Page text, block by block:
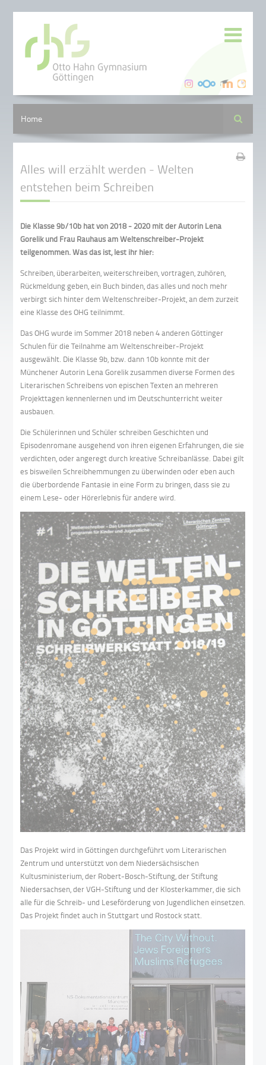
Home Suche
Alles will erzählt werden - Welten
entstehen beim Schreiben
Die Klasse 9b/10b hat von 2018 - 2020 mit der Autorin Lena
Gorelik und Frau Rauhaus am Weltenschreiber-Projekt
teilgenommen. Was das ist, lest ihr hier:
Schreiben, überarbeiten, weiterschreiben, vortragen, zuhören,
Rückmeldung geben, ein Buch binden, das alles und noch mehr
verbirgt sich hinter dem Weltenschreiber-Projekt, an dem zurzeit
eine Klasse des OHG teilnimmt.
Das OHG wurde im Sommer 2018 neben 4 anderen Göttinger
Schulen für die Teilnahme am Weltenschreiber-Projekt
ausgewählt. Die Klasse 9b, bzw. dann 10b konnte mit der
Münchener Autorin Lena Gorelik zusammen diverse Formen des
Literarischen Schreibens von epischen Texten an mehreren
Projekttagen kennenlernen und im Deutschunterricht weiter
ausbauen.
Die Schülerinnen und Schüler schreiben Geschichten und
Episodenromane ausgehend von ihren eigenen Erfahrungen, die sie
verdichten, oder angeregt durch kreative Schreibanlässe. Dabei gilt
es bisweilen Schreibhemmungen zu überwinden oder eben auch
die überbordende Fantasie in eine Form zu bringen, dass sie zu
einem Lese- oder Hörerlebnis für andere wird.
Das Projekt wird in Göttingen durchgeführt vom Literarischen
Zentrum und unterstützt von dem Niedersächsischen
Kultusministerium, der Robert-Bosch-Stiftung, der Stiftung
Niedersachsen, der VGH-Stiftung und der Klosterkammer, die sich
alle für die Schreib- und Leseförderung von Jugendlichen einsetzen.
Das Projekt findet auch in Stuttgart und Rostock statt.